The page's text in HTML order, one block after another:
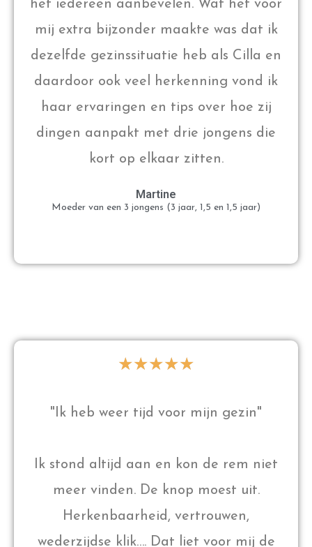
het iedereen aanbevelen. Wat het voor
mij extra bijzonder maakte was dat ik
dezelfde gezinssituatie heb als Cilla en
daardoor ook veel herkenning vond ik
haar ervaringen en tips over hoe zij
dingen aanpakt met drie jongens die
kort op elkaar zitten.
Martine
Moeder van een 3 jongens (3 jaar, 1,5 en 1,5 jaar)
★★★★★
"Ik heb weer tijd voor mijn gezin"
Ik stond altijd aan en kon de rem niet
meer vinden. De knop moest uit.
Herkenbaarheid, vertrouwen,
wederzijdse klik…. Dat liet voor mij de